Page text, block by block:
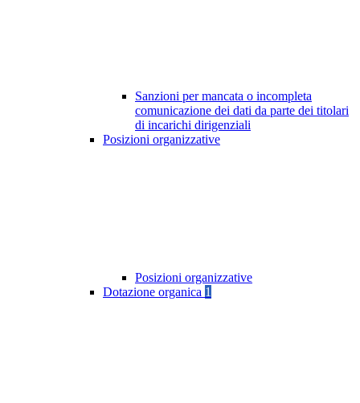
Sanzioni per mancata o incompleta
comunicazione dei dati da parte dei titolari
di incarichi dirigenziali
Posizioni organizzative
Posizioni organizzative
Dotazione organica 1